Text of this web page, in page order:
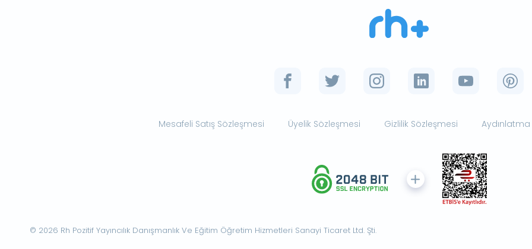
Mesafeli Satış Sözleşmesi Üyelik Sözleşmesi Gizlilik Sözleşmesi
© 2026 Rh Pozitif Yayıncılık Danışmanlık Ve Eğitim Öğretim Hizmetleri Sanayi Ticaret Ltd. Şti.